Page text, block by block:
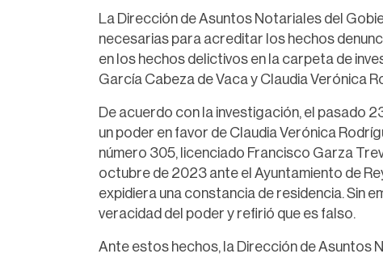
La Dirección de Asuntos Notariales del
necesarias para acreditar los hechos
en los hechos delictivos en la carpeta de
García Cabeza de Vaca y Claudia Verónica
De acuerdo con la investigación, el pasado
un poder en favor de Claudia Verónica
número 305, licenciado Francisco Garza
octubre de 2023 ante el Ayuntamiento de
expidiera una constancia de residencia. Sin
veracidad del poder y refirió que es falso.
Ante estos hechos, la Dirección de Asuntos